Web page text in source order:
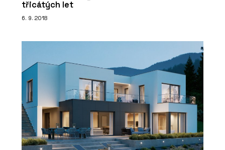
třicátých let
6. 9. 2018